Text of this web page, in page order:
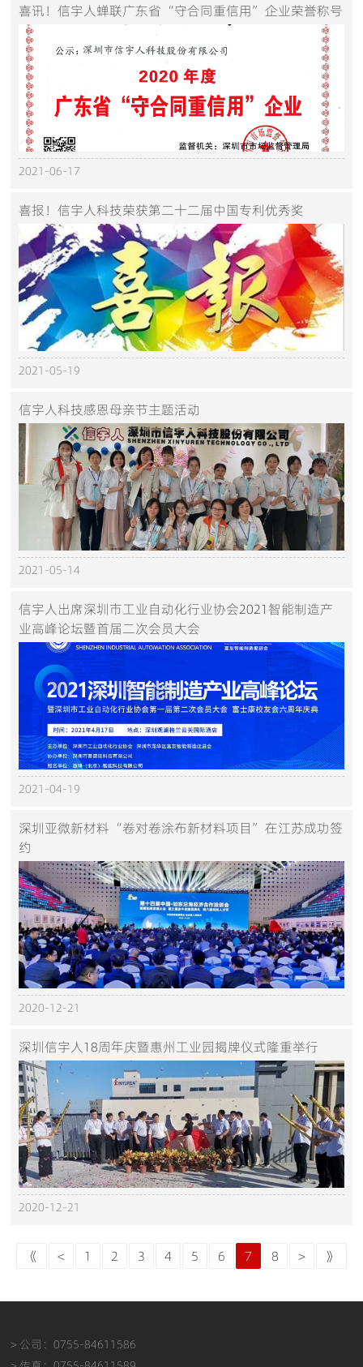
喜讯！信宇人蝉联广东省“守合同重信用”企业荣誉称号
2021-06-17
喜报！信宇人科技荣获第二十二届中国专利优秀奖
2021-05-19
信宇人科技感恩母亲节主题活动
2021-05-14
信宇人出席深圳市工业自动化行业协会2021智能制造产
业高峰论坛暨首届二次会员大会
2021-04-19
深圳亚微新材料“卷对卷涂布新材料项目”在江苏成功签
约
2020-12-21
深圳信宇人18周年庆暨惠州工业园揭牌仪式隆重举行
2020-12-21
《 < 1 2 3 4 5 6 7 8 > 》
> 公司：0755-84611586